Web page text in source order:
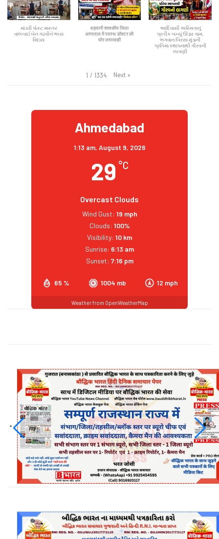
માંડવી પોસ્ટ માસ્તર
વાલબાઈબેન ગઢવીને ભવ્ય
વિદાય
बड़वानी शासकीय जिला
अस्पताल में पदस्थ डॉक्टर की
घोर लापरवाही
આદિવાસી અસ્મિતાનું
પ્રતીક બન્યું ઊંડાર ગામ,
ભગવાન બિરસા મુંડાની
પ્રતિમા સ્થાપનાથી ગૌરવની
લાગણી
1 / 1334 Next »
Ahmedabad
1:13 am, August 9, 2026
29 °C
Overcast Clouds
65 % 1004 mb 12 mph
Wind Gust: 19 mph
Clouds: 100%
Visibility: 10 km
Sunrise: 6:13 am
Sunset: 7:16 pm
Weather from OpenWeatherMap